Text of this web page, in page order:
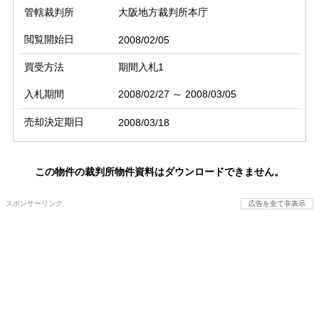
管轄裁判所 大阪地方裁判所本庁
閲覧開始日 2008/02/05
買受方法 期間入札1
入札期間 2008/02/27 ～ 2008/03/05
売却決定期日 2008/03/18
この物件の裁判所物件資料はダウンロードできません。
スポンサーリンク 広告を全て非表示